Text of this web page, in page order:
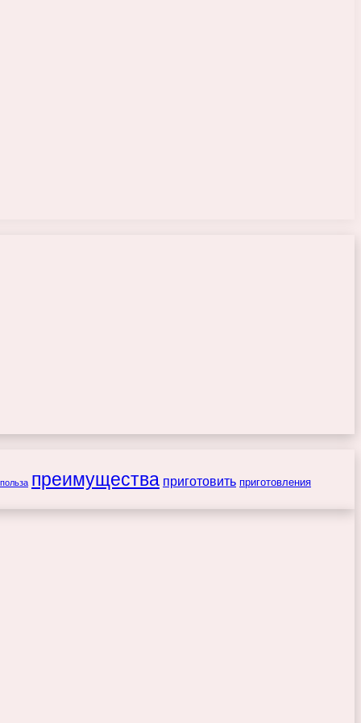
польза преимущества приготовить приготовления